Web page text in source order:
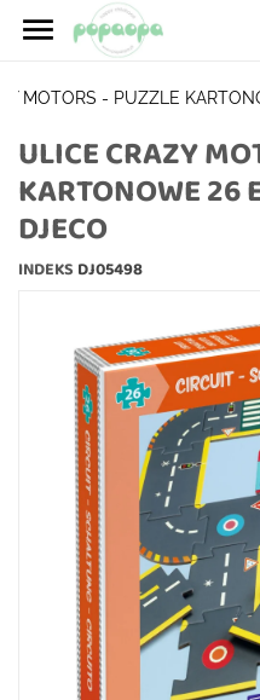

MOTORS - PUZZLE
ULICE CRAZY
KARTONOWE 26
DJECO
INDEKS DJ05498